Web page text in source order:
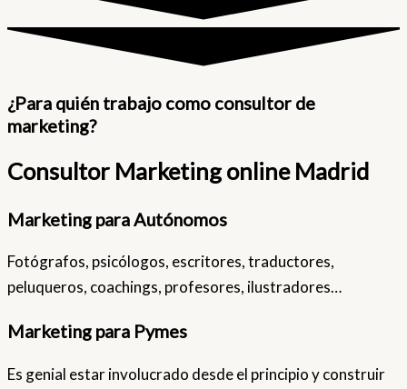
¿Para quién trabajo como consultor de
marketing?
Consultor Marketing online Madrid
Marketing para Autónomos
Fotógrafos, psicólogos, escritores, traductores,
peluqueros, coachings, profesores, ilustradores…
Marketing para Pymes
Es genial estar involucrado desde el principio y construir